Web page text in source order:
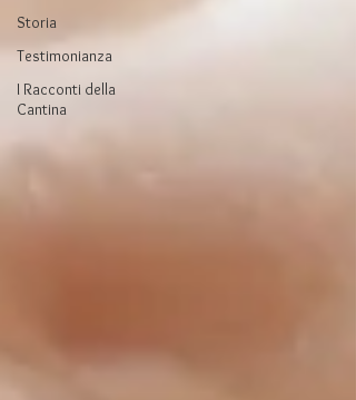
Storia
Testimonianza
I Racconti della
Cantina